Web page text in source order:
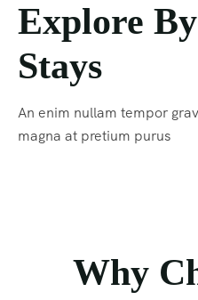
Explore
Stays
An enim nullam tempor
magna at pretium purus
Why